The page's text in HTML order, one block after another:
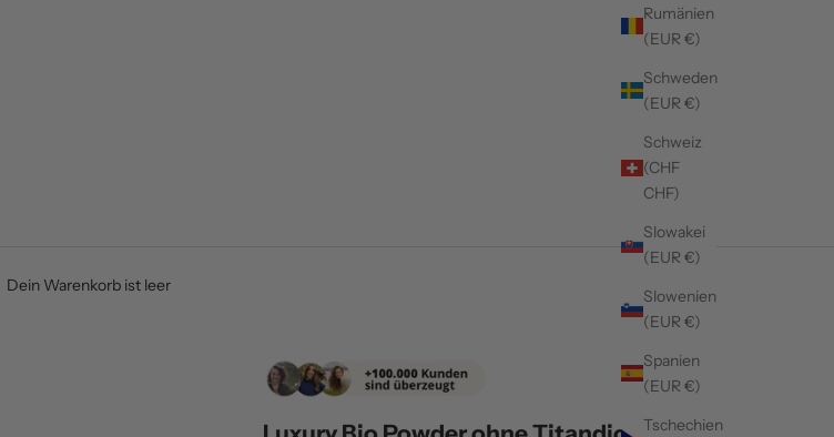
Rumänien
(EUR €)
Schweden
(EUR €)
Schweiz
(CHF
CHF)
Slowakei
(EUR €)
Slowenien
(EUR €)
Spanien
(EUR €)
Tschechien
Dein Warenkorb ist leer